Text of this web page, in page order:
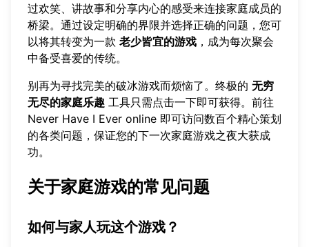
过欢笑、讲故事和分享内心的感受来连接家庭成员的
桥梁。通过设定明确的界限并选择正确的问题，您可
以将其转变为一款 老少皆宜的游戏 ，成为每次聚会
中备受喜爱的传统。
别再为寻找完美的破冰游戏而烦恼了。终极的 无穷
无尽的家庭乐趣 工具只需点击一下即可获得。前往
Never Have I Ever online 即可访问数百个精心策划
的各类问题，保证您的下一次家庭游戏之夜大获成
功。
关于家庭游戏的常见问题
如何与家人玩这个游戏？